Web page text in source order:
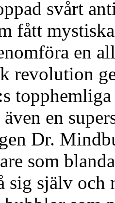
svårt
fått
en
revolution
en
Dr.
som
sig själv